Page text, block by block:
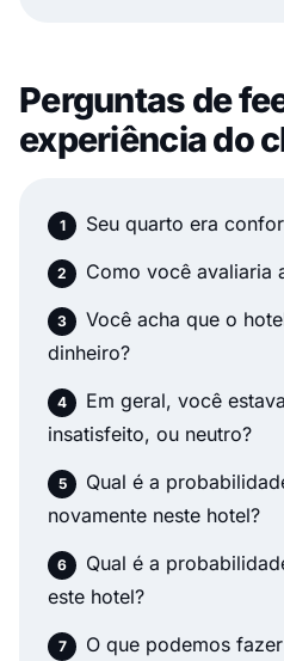
Perguntas de
experiência do
Seu quarto era
Como você avaliaria
Você acha que o
dinheiro?
Em geral, você
insatisfeito, ou neutro?
Qual é a
novamente neste hotel?
Qual é a
este hotel?
O que podemos